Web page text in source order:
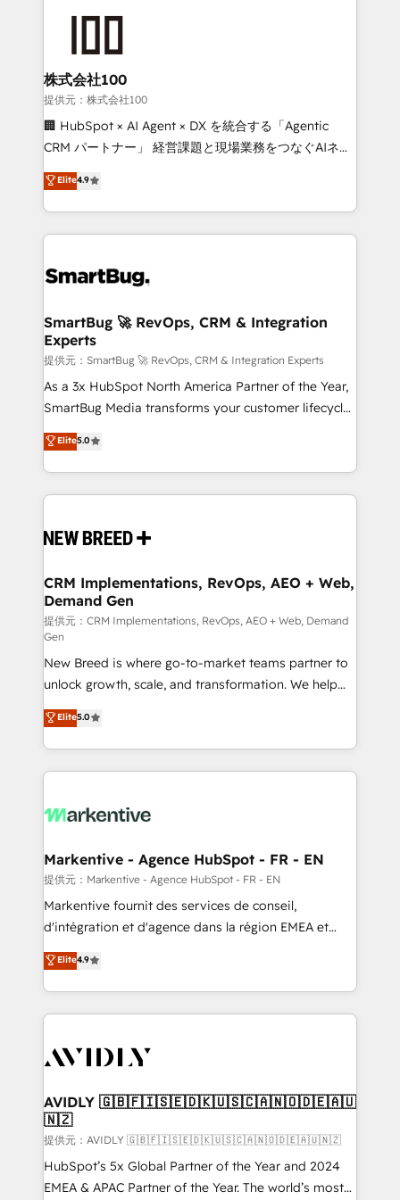
and build AI-powered workflows that drive adoption
from week one, in your time zone. What we do ➤
Onboarding: Live in weeks, with workflows built
around your business, not a template. ➤ Migration:
Move from any legacy CRM. Zero downtime, full data
run your revenue process. Sales, marketing, and
service wired together. ➤ AI and Integrations: Layer
tune-ups, feature rollouts, adoption coaching. Buying
HubSpot, switching to it, or reviving a stale portal?
We are built for the work.
株式会社100
提供元：株式会社100
🏢 HubSpot × AI Agent × DX を統合する「Agentic
CRM パートナー」 経営課題と現場業務をつなぐAIネイ
ティブ・エージェンシーとして、HubSpot Eliteの実装
力で顧客フロント業務を再設計します。 💡 100inc は何
をする会社か？ HubSpotを共通基盤に、AIエージェン
トを組み込んだ顧客フロント業務（マーケティング・営
ィブ・エージェンシーです。事業部・グループ会社・部
を、CRMを軸とした全社共通基盤に再構築します。意
思決定者・PMO・現場担当者に並走します。 1️⃣
HubSpot導入・活用支援 顧客データの一元化から、
GTMの見える化・自動化まで。全Hub統合運用、デー
タ品質設計、グループ横断のCRM統合に対応します。
の一部をAIが自律実行する組織への移行を設計・実装。
Breeze・Claude等をHubSpotと連携させ、役割定義・
革を、構想から実装・定着までPMOとして主導。「設
の統合・浸透・変革管理を実行します。 ▸ CMS戦略設
計・構築：リード獲得・CVR・SEOを前提にした情報設
計・導線設計・テンプレート設計をContent Hubで一体
提供。 ▸ 既存CRM・MAからの移行支援：Salesforce・
Marketo・Pardot等からの移行、カスタム設計、履歴
データ移行と活用設計まで。 ▸ AEO対応：ChatGPT・
ンツとサイト構造を最適化。 🏆 なぜ100incを選ぶの
か？ ✓ HubSpot Eliteパートナー認定 ✓ HubSpotアワ
ード受賞・HUGリーダー ✓ ISO27001:2022 /
HubSpot大百科 出版 CRM・AI活用に関するご相談、現
せください。
Elite4.9
SmartBug 🚀 RevOps, CRM & Integration
Experts
提供元：SmartBug 🚀 RevOps, CRM & Integration Experts
As a 3x HubSpot North America Partner of the Year,
SmartBug Media transforms your customer lifecycle
into a revenue engine. Our unified ecosystem
includes specialized divisions Globalia (AI &
Software) and Point Success Media (Paid Media),
making this the official home for all three brands. 🔄
and system integrations powered by Globalia’s
trainers to drive platform adoption. 📈 Revenue
Generation - Full-funnel marketing and high-
performance advertising via Point Success Media. -
Expert deployment of Breeze AI and custom agents
to automate growth. 🏆 Elite Excellence - 8 platform
accreditations and deep HIPAA-compliance
expertise. - A team of 250+ experts dedicated to
your resilient growth.
Elite5.0
CRM Implementations, RevOps, AEO + Web,
Demand Gen
提供元：CRM Implementations, RevOps, AEO + Web, Demand
Gen
New Breed is where go-to-market teams partner to
unlock growth, scale, and transformation. We help
companies activate HubSpot’s AI-powered
customer platform and operationalize HubSpot’s
Loop Marketing framework through expert-led
services, smart agents, and purpose-built apps,
results, fast. ⚙️CRM & RevOps: Align all Hubs to your
🎯Demand Gen & ABM: Drive pipeline with inbound,
ABM, AEO, SEO, & paid media. 👩‍💻Web Design:
Build high-performing websites with UX, messaging,
& conversion strategy that drive results. 🤖AI
AI, & maximize AEO with tailored AI services. 🧩
Integrations: Extend HubSpot with custom
Elite5.0
Markentive - Agence HubSpot - FR - EN
提供元：Markentive - Agence HubSpot - FR - EN
Markentive fournit des services de conseil,
d'intégration et d'agence dans la région EMEA et
North America. Avec plus de 115 experts en
marketing automation, Growth, Revops, CRM et
webdesign. Markentive is both a consulting firm, a
digital agency and an integrator. With over 115
CRM and webdesign (We focus on EMEA - USA
Elite4.9
AVIDLY 🇬🇧🇫🇮🇸🇪🇩🇰🇺🇸🇨🇦🇳🇴🇩🇪🇦🇺
🇳🇿
提供元：AVIDLY 🇬🇧🇫🇮🇸🇪🇩🇰🇺🇸🇨🇦🇳🇴🇩🇪🇦🇺🇳🇿
HubSpot’s 5x Global Partner of the Year and 2024
EMEA & APAC Partner of the Year. The world’s most